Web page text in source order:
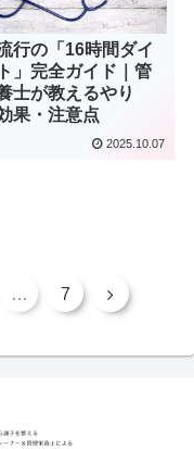
行の「16時間ダイ
」完全ガイド｜管
士が教えるやり
果・注意点
2025.10.07
… 7